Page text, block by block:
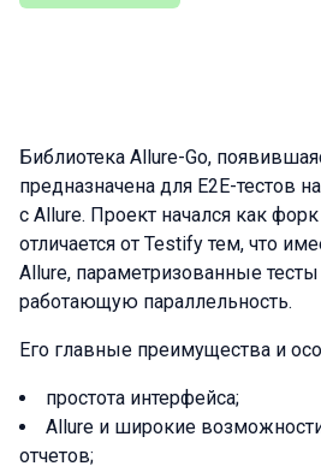
Библиотека Allure-Go,
предназначена для E2E-тестов
с Allure. Проект начался как
отличается от Testify тем, что
Allure, параметризованные
работающую параллельность.
Его главные преимущества и
простота интерфейса;
Allure и широкие
отчетов;